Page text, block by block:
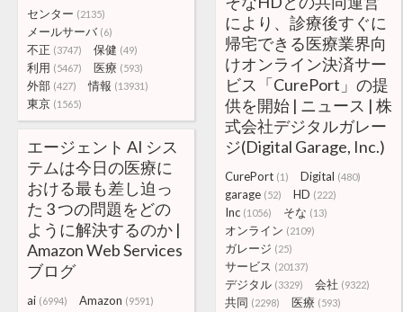
センター (2135)
メールサーバ (6)
不正 (3747) 保健 (49)
利用 (5467) 医療 (593)
外部 (427) 情報 (13931)
東京 (1565)
により、診療後すぐに
帰宅できる医療業界向
けオンライン決済サー
ビス「CurePort」の提
供を開始 | ニュース | 株
式会社デジタルガレー
ジ(Digital Garage, Inc.)
CurePort (1) Digital (480)
garage (52) HD (222)
Inc (1056) そな (13)
オンライン (2109)
ガレージ (25)
サービス (20137)
デジタル (3329) 会社 (9322)
共同 (2298) 医療 (593)
エージェント AI シス
テムは今日の医療に
おける最も差し迫っ
た 3 つの問題をどの
ように解決するのか |
Amazon Web Services
ブログ
ai (6994) Amazon (9591)